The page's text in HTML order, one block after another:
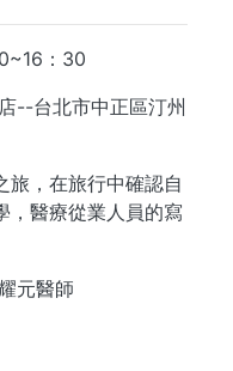
：30
--台北市中正區汀州
旅，在旅行中確認自
醫療從業人員的寫
元醫師